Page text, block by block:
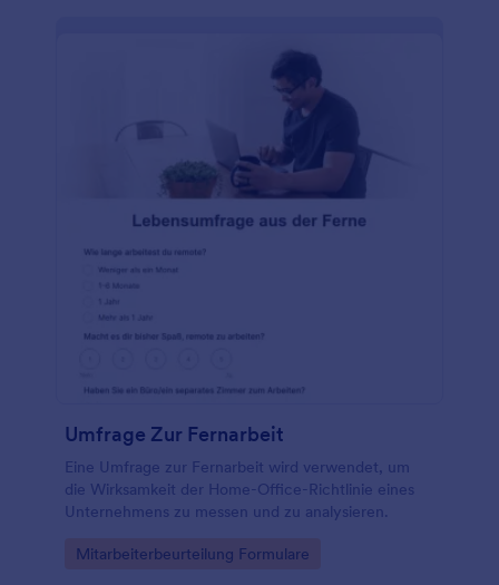
Umfrage Zur Fernarbeit
Eine Umfrage zur Fernarbeit wird verwendet, um
die Wirksamkeit der Home-Office-Richtlinie eines
Unternehmens zu messen und zu analysieren.
Go to Category:
Mitarbeiterbeurteilung Formulare